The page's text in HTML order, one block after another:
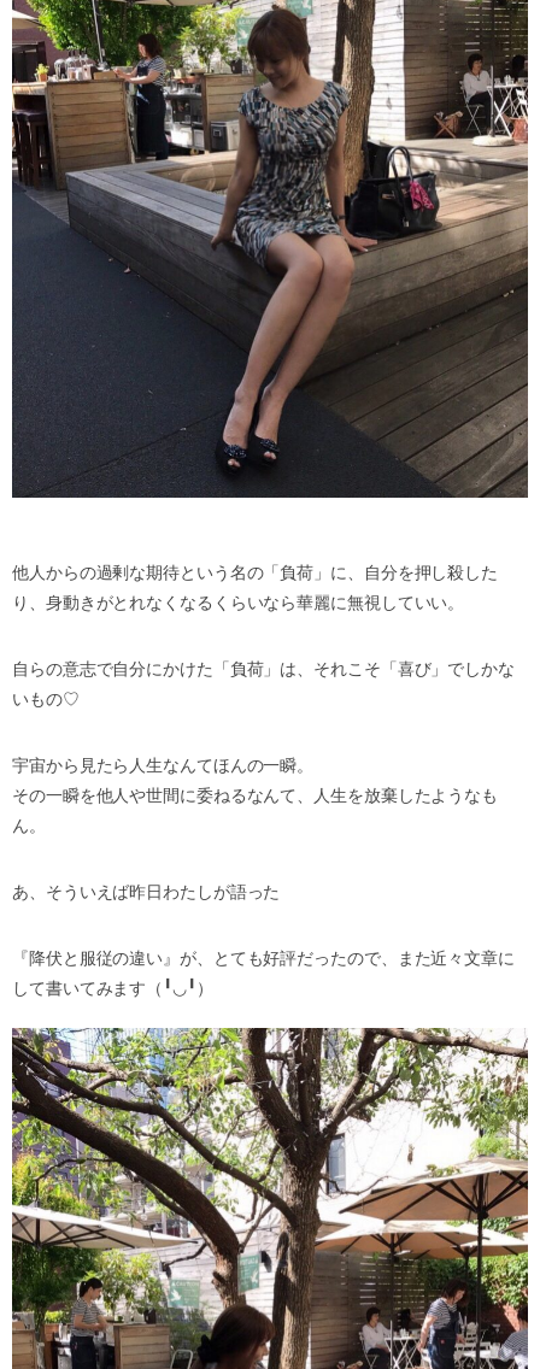
他人からの過剰な期待という名の「負荷」に、自分を押し殺した
り、身動きがとれなくなるくらいなら華麗に無視していい。
自らの意志で自分にかけた「負荷」は、それこそ「喜び」でしかな
いもの♡
宇宙から見たら人生なんてほんの一瞬。
その一瞬を他人や世間に委ねるなんて、人生を放棄したようなも
ん。
あ、そういえば昨日わたしが語った
『降伏と服従の違い』が、とても好評だったので、また近々文章に
して書いてみます（╹◡╹）